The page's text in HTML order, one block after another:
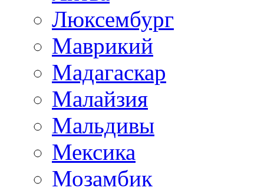
Люксембург
Маврикий
Мадагаскар
Малайзия
Мальдивы
Мексика
Мозамбик